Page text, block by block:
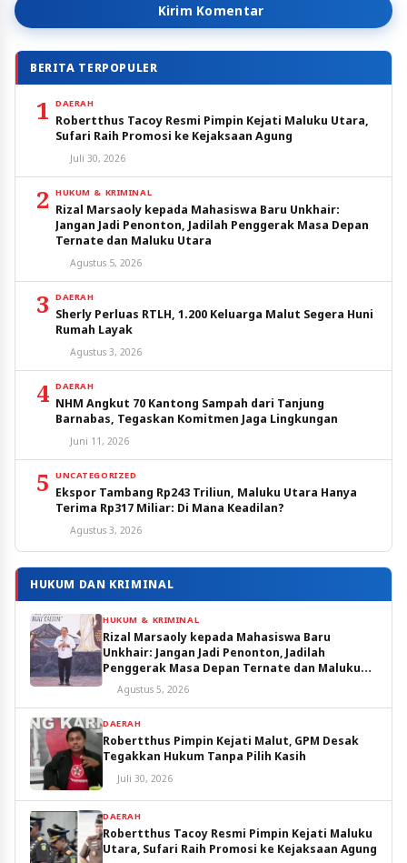
Kirim Komentar
BERITA TERPOPULER
1 DAERAH
Robertthus Tacoy Resmi Pimpin Kejati Maluku Utara,
Sufari Raih Promosi ke Kejaksaan Agung
Juli 30, 2026
2 HUKUM & KRIMINAL
Rizal Marsaoly kepada Mahasiswa Baru Unkhair:
Jangan Jadi Penonton, Jadilah Penggerak Masa Depan
Ternate dan Maluku Utara
Agustus 5, 2026
3 DAERAH
Sherly Perluas RTLH, 1.200 Keluarga Malut Segera Huni
Rumah Layak
Agustus 3, 2026
4 DAERAH
NHM Angkut 70 Kantong Sampah dari Tanjung
Barnabas, Tegaskan Komitmen Jaga Lingkungan
Juni 11, 2026
5 UNCATEGORIZED
Ekspor Tambang Rp243 Triliun, Maluku Utara Hanya
Terima Rp317 Miliar: Di Mana Keadilan?
Agustus 3, 2026
HUKUM DAN KRIMINAL
HUKUM & KRIMINAL
Rizal Marsaoly kepada Mahasiswa Baru
Unkhair: Jangan Jadi Penonton, Jadilah
Penggerak Masa Depan Ternate dan Maluku
Utara
Agustus 5, 2026
DAERAH
Robertthus Pimpin Kejati Malut, GPM Desak
Tegakkan Hukum Tanpa Pilih Kasih
Juli 30, 2026
DAERAH
Robertthus Tacoy Resmi Pimpin Kejati Maluku
Utara, Sufari Raih Promosi ke Kejaksaan Agung